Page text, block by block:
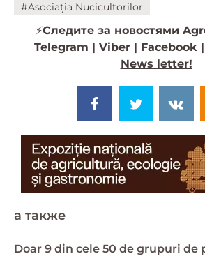
#Asociația Nucicultorilor
⚡️Следите за новостями
Telegram | Viber | Facebook |
News letter!
a также
Doar 9 din cele 50 de grupuri de